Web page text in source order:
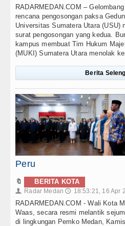
RADARMEDAN.COM –
rencana pengosongan paksa
Universitas Sumatera Utara (USU)
surat pengosongan yang kedua.
kampus membuat Tim Hukum
(MUKI) Sumatera Utara menolak
Berita
Peru
🔖 BERITA KOTA
👤 Radar Medan 🕔 18:53:21, 16 Apr
RADARMEDAN.COM - Wali Kota
Waas, secara resmi melantik
di lingkungan Pemko Medan,